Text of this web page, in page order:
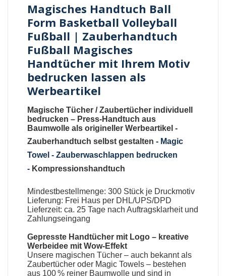
Magisches Handtuch Ball
Form Basketball Volleyball
Fußball | Zauberhandtuch
Fußball Magisches
Handtücher mit Ihrem Motiv
bedrucken lassen als
Werbeartikel
Magische Tücher /Zaubertücher individuell
bedrucken – Press-Handtuch aus
Baumwolle als origineller Werbeartikel -
Zauberhandtuch selbst gestalten - Magic
Towel - Zauberwaschlappen bedrucken
- Kompressionshandtuch
Mindestbestellmenge: 300 Stück je Druckmotiv
Lieferung: Frei Haus per DHL/UPS/DPD
Lieferzeit: ca. 25 Tage nach Auftragsklarheit und
Zahlungseingang
Gepresste Handtücher mit Logo – kreative
Werbeidee mit Wow-Effekt
Unsere magischen Tücher – auch bekannt als
Zaubertücher oder Magic Towels – bestehen
aus 100 % reiner Baumwolle und sind in